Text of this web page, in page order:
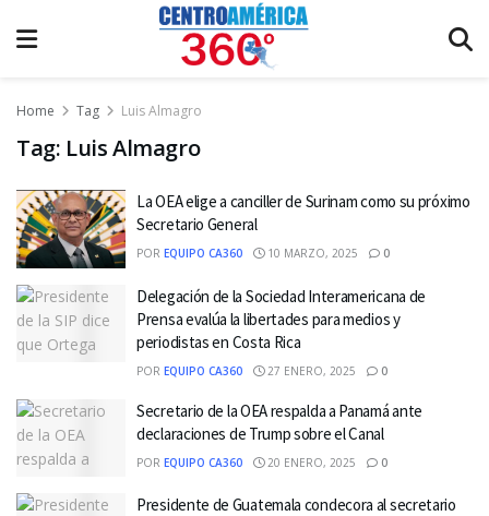
Home Tag Luis Almagro
Tag: Luis Almagro
La OEA elige a canciller de Surinam como su próximo
Secretario General
POR EQUIPO CA360 10 MARZO, 2025 0
Delegación de la Sociedad Interamericana de
Prensa evalúa la libertades para medios y
periodistas en Costa Rica
POR EQUIPO CA360 27 ENERO, 2025 0
Secretario de la OEA respalda a Panamá ante
declaraciones de Trump sobre el Canal
POR EQUIPO CA360 20 ENERO, 2025 0
Presidente de Guatemala condecora al secretario